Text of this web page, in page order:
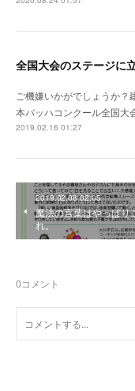
全国大会のステージに
ご機嫌いかがでしょうか？
本バッハコンクール全国
2019.02.16 01:27
2019.02.08 02:05
魔法の言葉はやっぱり
れ。
0コメント